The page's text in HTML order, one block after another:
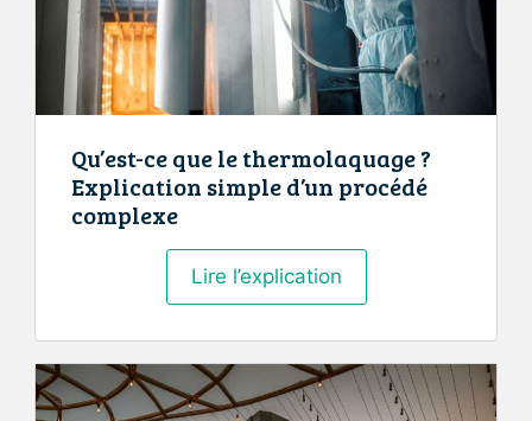
Qu’est-ce que le thermolaquage ?
Explication simple d’un procédé
complexe
Lire l’explicationQu’est-
ce
le
thermolaquage